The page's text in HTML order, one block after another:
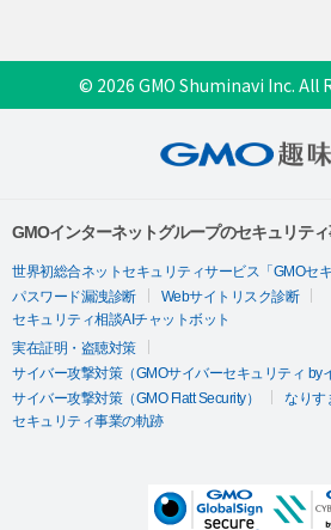
© 2026 GMO Shuminavi Inc. All